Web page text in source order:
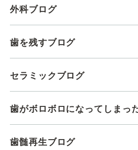
外科ブログ
歯を残すブログ
セラミックブログ
歯がボロボロになってしまっ
歯髄再生ブログ